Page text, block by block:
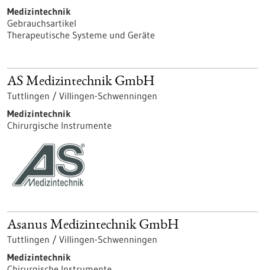
Medizintechnik
Gebrauchsartikel
Therapeutische Systeme und Geräte
AS Medizintechnik GmbH
Tuttlingen / Villingen-Schwenningen
Medizintechnik
Chirurgische Instrumente
Asanus Medizintechnik GmbH
Tuttlingen / Villingen-Schwenningen
Medizintechnik